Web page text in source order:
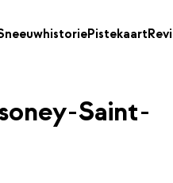
Pistekaart
Saint-